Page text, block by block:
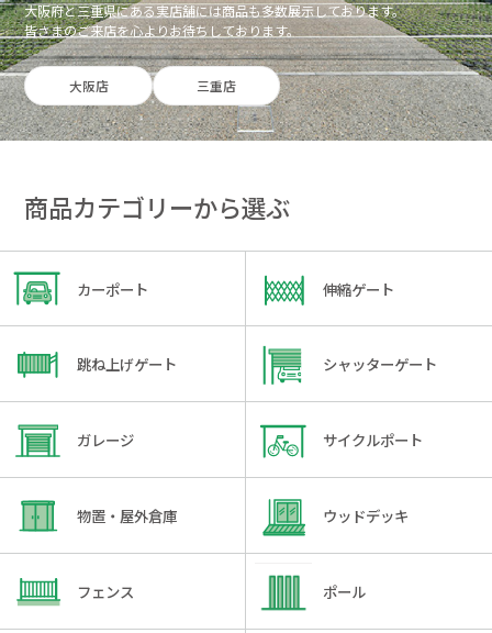
大阪府と三重県にある実店舗には商品も多数展示しております。
皆さまのご来店を心よりお待ちしております。
大阪店 三重店
商品カテゴリーから選ぶ
カーポート 伸縮ゲート
跳ね上げゲート シャッターゲート
ガレージ サイクルポート
物置・屋外倉庫 ウッドデッキ
フェンス ポール